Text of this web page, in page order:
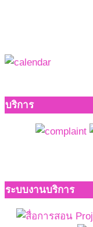
บริการ
ระบบงานบริการ